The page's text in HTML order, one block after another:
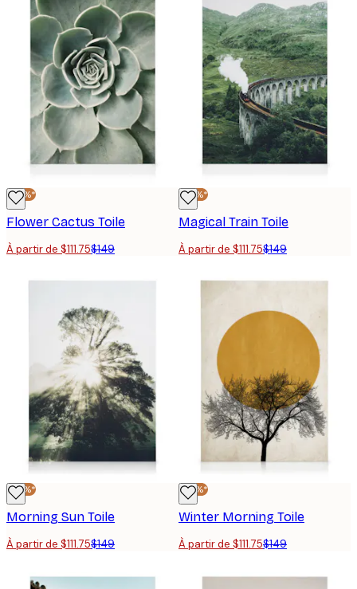
-25%*
Flower Cactus Toile
À partir de $111.75$149
-25%*
Magical Train Toile
À partir de $111.75$149
-25%*
Morning Sun Toile
À partir de $111.75$149
-25%*
Winter Morning Toile
À partir de $111.75$149